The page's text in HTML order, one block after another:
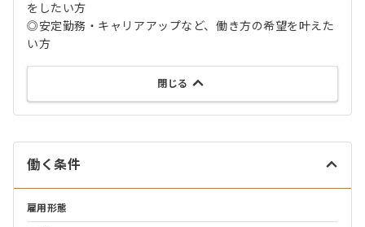
をしたい方
◎安定勤務・キャリアアップなど、働き方の希望を叶えた
い方
閉じる
働く条件
雇用形態